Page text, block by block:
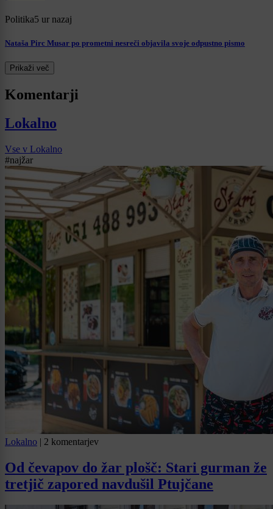
Politika5 ur nazaj
Nataša Pirc Musar po prometni nesreči objavila svoje odpustno pismo
Prikaži več
Komentarji
Lokalno
Vse v Lokalno
#najžar
Lokalno | 2 komentarjev
Od čevapov do žar plošč: Stari gurman že
tretjič zapored navdušil Ptujčane